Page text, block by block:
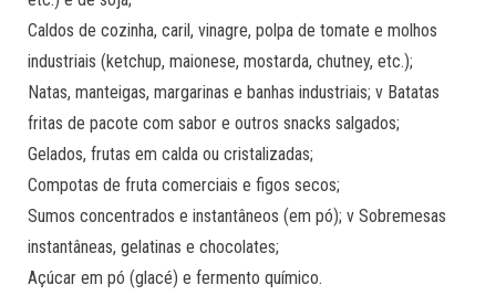
Caldos de cozinha, caril, vinagre, polpa de tomate e molhos
industriais (ketchup, maionese, mostarda, chutney, etc.);
Natas, manteigas, margarinas e banhas industriais; v Batatas
fritas de pacote com sabor e outros snacks salgados;
Gelados, frutas em calda ou cristalizadas;
Compotas de fruta comerciais e figos secos;
Sumos concentrados e instantâneos (em pó); v Sobremesas
instantâneas, gelatinas e chocolates;
Açúcar em pó (glacé) e fermento químico.